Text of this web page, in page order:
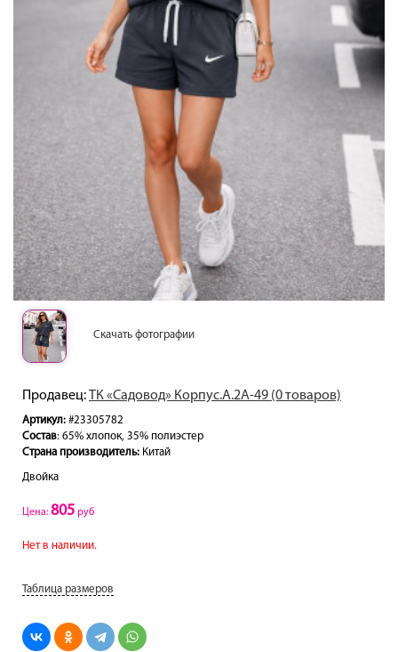
Скачать фотографии
Продавец:ТК «Садовод» Корпус.А.2А-49 (0 товаров)
Артикул: #23305782
Состав: 65% хлопок, 35% полиэстер
Страна производитель: Китай
Двойка
Цена: 805 руб
Нет в наличии.
Таблица размеров